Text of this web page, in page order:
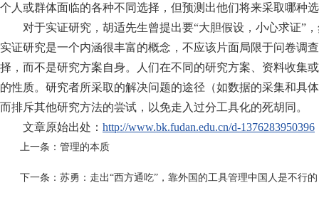
个人或群体面临的各种不同选择，但预测出他们将来采取哪种
对于实证研究，胡适先生曾提出要“大胆假设，小心求证”
实证研究是一个内涵很丰富的概念，不应该片面局限于问卷调
择，而不是研究方案自身。人们在不同的研究方案、资料收集
的性质。研究者所采取的解决问题的途径（如数据的采集和具
而排斥其他研究方法的尝试，以免走入过分工具化的死胡同。
文章原始出处： http://www.bk.fudan.edu.cn/d-1376283950396
上一条： 管理的本质
下一条： 苏勇：走出“西方通吃”，靠外国的工具管理中国人是不行的